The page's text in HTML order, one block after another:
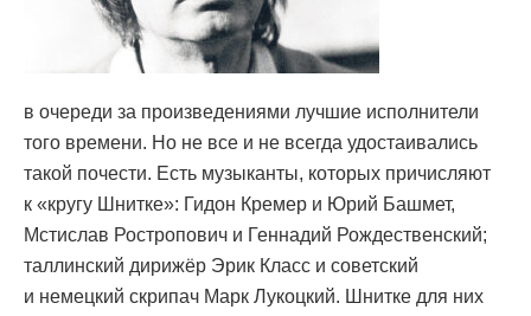
в очереди за произведениями лучшие исполнители
того времени. Но не все и не всегда удостаивались
такой почести. Есть музыканты, которых причисляют
к «кругу Шнитке»: Гидон Кремер и Юрий Башмет,
Мстислав Ростропович и Геннадий Рождественский;
таллинский дирижёр Эрик Класс и советский
и немецкий скрипач Марк Лукоцкий. Шнитке для них